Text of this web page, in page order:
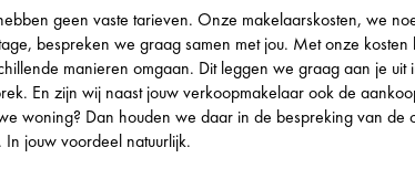
geen vaste tarieven. Onze makelaarskosten, we
bespreken we graag samen met jou. Met onze
manieren omgaan. Dit leggen we graag aan je uit
En zijn wij naast jouw verkoopmakelaar ook de
woning? Dan houden we daar in de bespreking van de
In jouw voordeel natuurlijk.